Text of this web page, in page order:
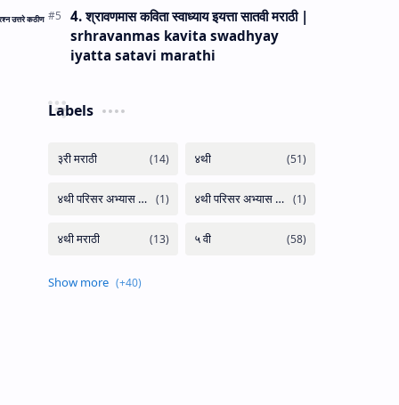
उत्तरे कठीण
4. श्रावणमास कविता स्वाध्याय इयत्ता सातवी मराठी |
srhravanmas kavita swadhyay
iyatta satavi marathi
Labels